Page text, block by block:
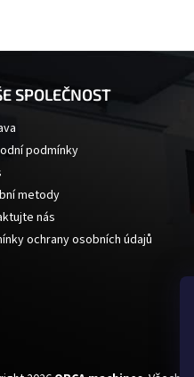
SPOLEČNOST
podmínky
metody
nás
ochrany osobních údajů